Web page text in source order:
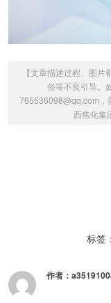
【文章描述过程、图
俗等不良引导。
765536098@qq.com，
西焦化集
标签：
作者：